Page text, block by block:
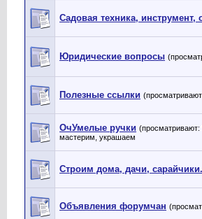
Садовая техника, инструмент,
Юридические вопросы
Полезные ссылки
ОчУмелые ручки (просматривают:
мастерим, украшаем
Строим дома, дачи,
Объявления форумчан